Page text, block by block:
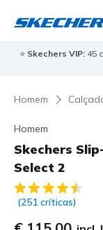
⭐ Skechers VIP:45
Homem
Homem
Skechers
Select 2
3$7 de 5 –
(251 críticas)